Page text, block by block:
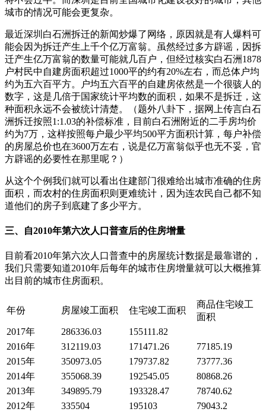
城市的情况可能会更复杂。
最近深圳白石洲拆迁的新闻炒爆了网络，原因就是有人爆料可
能会因为拆迁产生上千个亿万富翁。虽然经过多方辟谣，因拆
迁产生亿万富翁的数量可能就几百户，但经过核实白石洲1878
户村民中自建房面积超过1000平的约有20%左右，而总体户均
约为五六百平方。户均五六百平的自建房依然是一个很骇人的
数字，这是几倍于国家统计平均数的面积，如果不是拆迁，这
种面积永远不会被统计清楚。（题外八卦下，据网上传言白石
洲拆迁按照1:1.03的补偿标准，目前白石洲附近的二手房均价
约为7万，这样按照每户最少平均500平方面积计算，每户补偿
的房屋总价也在3600万左右，说是亿万富翁似乎也无不妥，官
方辟谣的必要性在那里呢？）
从这个个例我们就可以看出住建部门很难给出城市准确的住房
面积，而农村的住房面积则更难统计，因为连农民自己都不知
道他们的房子到底建了多少平方。
三、自2010年第六次人口普查后的住房增量
目前看2010年第六次人口普查中的房屋统计数据是最靠谱的，
我们只需要知道2010年后每年的城市住房增量就可以大概推算
出目前的城市住房面积。
年份 房屋竣工面积 住宅竣工面积
商品住宅竣工
面积
2017年
286336.03
155111.82
2016年
312119.03 171471.26
77185.19
2015年
350973.05 179737.82
73777.36
2014年
355068.39 192545.05
80868.26
2013年
349895.79 193328.47
78740.62
2012年
335504 195103
79043.2